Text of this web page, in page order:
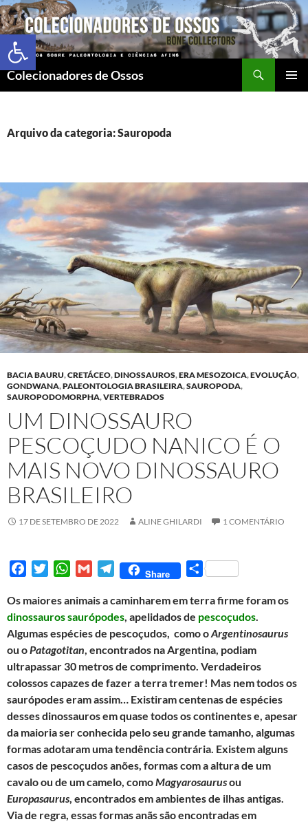
Abrir a barra de ferramentas
Colecionadores de Ossos
Arquivo da categoria: Sauropoda
BACIA BAURU,CRETÁCEO,DINOSSAUROS,ERA MESOZOICA,EVOLUÇÃO,
GONDWANA,PALEONTOLOGIA BRASILEIRA,SAUROPODA,
SAUROPODOMORPHA,VERTEBRADOS
UM DINOSSAURO
PESCOÇUDO NANICO É O
MAIS NOVO DINOSSAURO
BRASILEIRO
17 DE SETEMBRO DE 2022 ALINE GHILARDI 1 COMENTÁRIO
c
e
b
o
o
k
i
t
t
e
r
W
a
t
s
A
p
p
G
a
i
l
T
l
e
g
r
a
m
Share
S
a
r
e
Os maiores animais a caminharem em terra firme foram os
dinossauros saurópodes, apelidados de pescoçudos.
Algumas espécies de pescoçudos, como oArgentinosaurus
ou oPatagotitan, encontrados na Argentina, podiam
ultrapassar 30 metros de comprimento. Verdadeiros
colossos capazes de fazer a terra tremer! Mas nem todos os
saurópodes eram assim… Existiram centenas de espécies
desses dinossauros em quase todos os continentes e, apesar
da maioria ser conhecida pelo seu grande tamanho, algumas
formas adotaram uma tendência contrária. Existem alguns
casos de pescoçudos anões, formas com a altura de um
cavalo ou de um camelo, comoMagyarosaurusou
Europasaurus, encontrados em ambientes de ilhas antigas.
Via de regra, essas formas anãs são encontradas em